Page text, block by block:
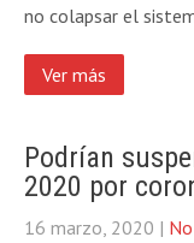
no colapsar el
Ver más
Podrían
2020 por
16 marzo, 2020 |